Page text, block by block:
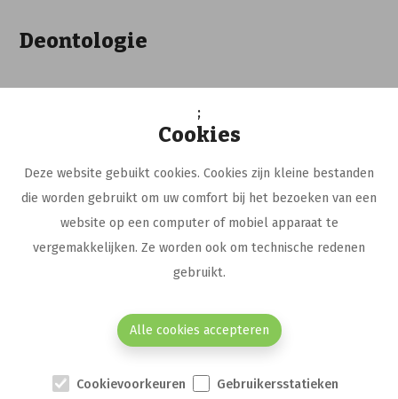
;
Cookies
Deze website gebuikt cookies. Cookies zijn kleine bestanden
die worden gebruikt om uw comfort bij het bezoeken van een
website op een computer of mobiel apparaat te
vergemakkelijken. Ze worden ook om technische redenen
gebruikt.
Alle cookies accepteren
Cookievoorkeuren Gebruikersstatieken
Deontologie
A. Kwaliteit van de inhoud
Inhoud
FarmaFlux verbindt zich er met name toe
via haar websites kwaliteitsinhoud te
leveren. Om ervoor te zorgen dat alle
de teksten zo duidelijk mogelijk geschreven
en wordt er geen te technisch of